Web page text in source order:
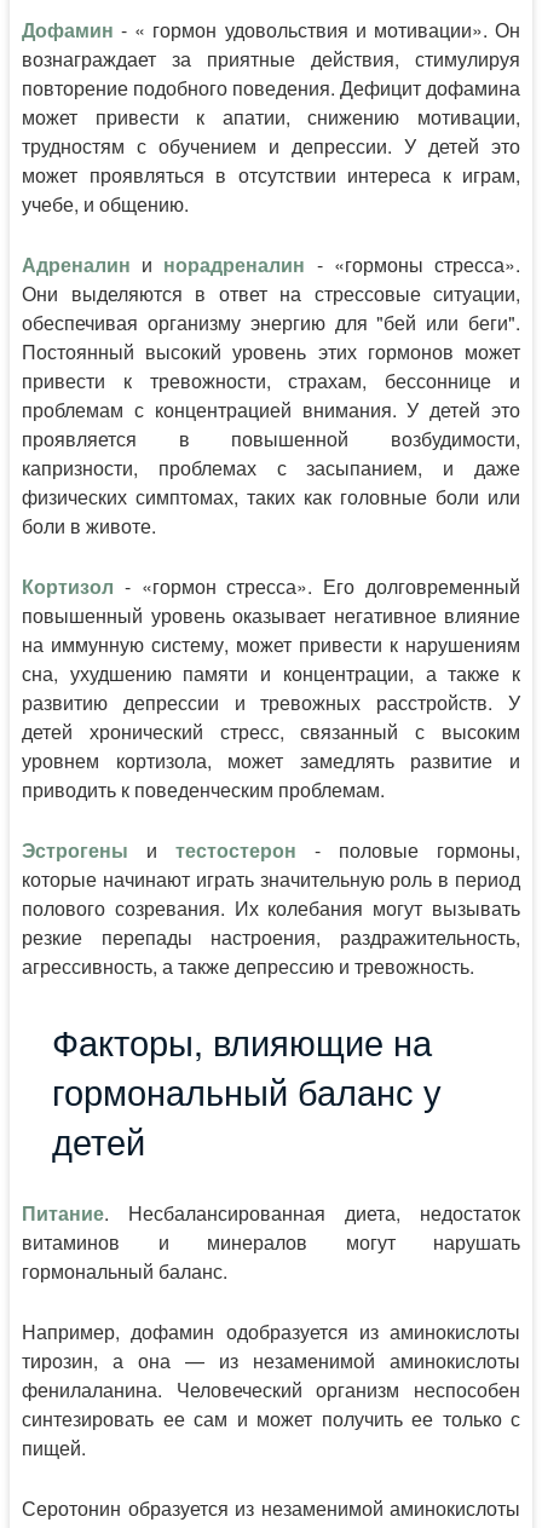
Дофамин - « гормон удовольствия и мотивации». Он
вознаграждает за приятные действия, стимулируя
повторение подобного поведения. Дефицит дофамина
может привести к апатии, снижению мотивации,
трудностям с обучением и депрессии. У детей это
может проявляться в отсутствии интереса к играм,
учебе, и общению.
Адреналин и норадреналин - «гормоны стресса».
Они выделяются в ответ на стрессовые ситуации,
обеспечивая организму энергию для "бей или беги".
Постоянный высокий уровень этих гормонов может
привести к тревожности, страхам, бессоннице и
проблемам с концентрацией внимания. У детей это
проявляется в повышенной возбудимости,
капризности, проблемах с засыпанием, и даже
физических симптомах, таких как головные боли или
боли в животе.
Кортизол - «гормон стресса». Его долговременный
повышенный уровень оказывает негативное влияние
на иммунную систему, может привести к нарушениям
сна, ухудшению памяти и концентрации, а также к
развитию депрессии и тревожных расстройств. У
детей хронический стресс, связанный с высоким
уровнем кортизола, может замедлять развитие и
приводить к поведенческим проблемам.
Эстрогены и тестостерон - половые гормоны,
которые начинают играть значительную роль в период
полового созревания. Их колебания могут вызывать
резкие перепады настроения, раздражительность,
агрессивность, а также депрессию и тревожность.
Факторы, влияющие на
гормональный баланс у
детей
Питание. Несбалансированная диета, недостаток
витаминов и минералов могут нарушать
гормональный баланс.
Например, дофамин одобразуется из аминокислоты
тирозин, а она — из незаменимой аминокислоты
фенилаланина. Человеческий организм неспособен
синтезировать ее сам и может получить ее только с
пищей.
Серотонин образуется из незаменимой аминокислоты